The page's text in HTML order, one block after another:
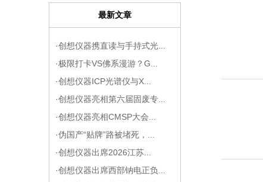
最新文章
·创想仪器携直读与手持式光...
·极限打卡VS佛系漫游？G...
·创想仪器ICP光谱仪与X...
·创想仪器亮相第六届固废专...
·创想仪器亮相CMSP大会...
·伪国产“贴牌”路被堵死，...
·创想仪器出席2026江苏...
·创想仪器出席西部钠电正负...